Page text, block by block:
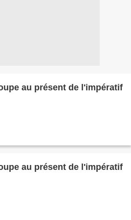
au présent de l'impératif
au présent de l'impératif